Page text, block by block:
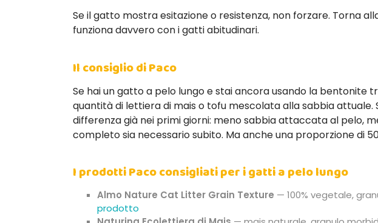
Se il gatto mostra esitazione o resistenza, non forzare. Torna
funziona davvero con i gatti abitudinari.
Il consiglio di Paco
Se hai un gatto a pelo lungo e stai ancora usando la bentonite
quantità di lettiera di mais o tofu mescolata alla sabbia
differenza già nei primi giorni: meno sabbia attaccata al pelo,
completo sia necessario subito. Ma anche una proporzione di
I prodotti Paco consigliati per i gatti a pelo lungo
Almo Nature Cat Litter Grain Texture — 100% vegetale,
prodotto